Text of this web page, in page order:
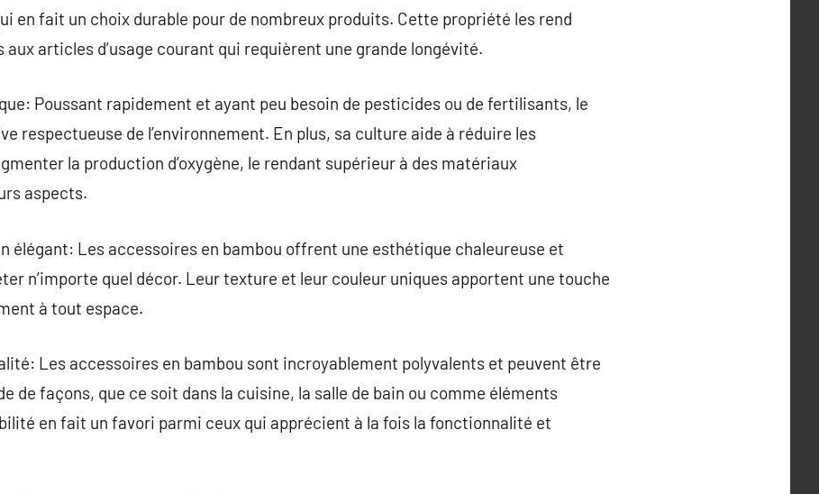
en fait un choix durable pour de nombreux produits. Cette propriété les rend
articles d’usage courant qui requièrent une grande longévité.
Poussant rapidement et ayant peu besoin de pesticides ou de fertilisants, le
respectueuse de l’environnement. En plus, sa culture aide à réduire les
la production d’oxygène, le rendant supérieur à des matériaux
aspects.
élégant: Les accessoires en bambou offrent une esthétique chaleureuse et
n’importe quel décor. Leur texture et leur couleur uniques apportent une touche
à tout espace.
Les accessoires en bambou sont incroyablement polyvalents et peuvent être
de façons, que ce soit dans la cuisine, la salle de bain ou comme éléments
en fait un favori parmi ceux qui apprécient à la fois la fonctionnalité et